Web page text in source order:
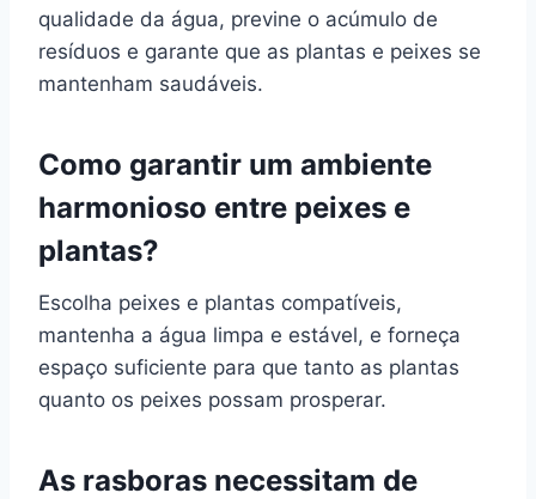
qualidade da água, previne o acúmulo de
resíduos e garante que as plantas e peixes se
mantenham saudáveis.
Como garantir um ambiente
harmonioso entre peixes e
plantas?
Escolha peixes e plantas compatíveis,
mantenha a água limpa e estável, e forneça
espaço suficiente para que tanto as plantas
quanto os peixes possam prosperar.
As rasboras necessitam de